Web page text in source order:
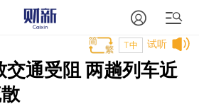
试听
T中
交通受阻 两趟列车近